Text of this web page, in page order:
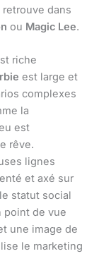
dans
ou Magic Lee.
riche
est large et
complexes
la
est
rêve.
lignes
et axé sur
statut social
point de vue
une image de
le marketing